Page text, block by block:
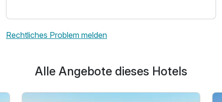
Rechtliches Problem melden
Alle Angebote dieses Hotels